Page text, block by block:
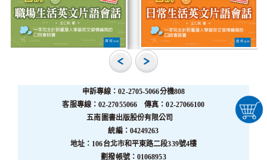
申訴專線：02-2705-5066分機808
客服專線：02-27055066 傳真：02-27066100
五南圖書出版股份有限公司
統編：04249263
地址：106台北市和平東路二段339號4樓
劃撥帳號：01068953